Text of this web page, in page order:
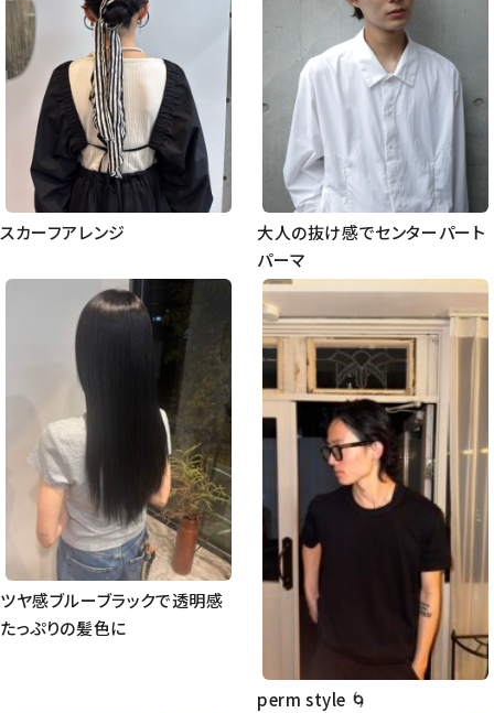
スカーフアレンジ
大人の抜け感でセンターパート
パーマ
ツヤ感ブルーブラックで透明感
たっぷりの髪色に
perm style 🌀